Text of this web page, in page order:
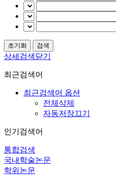
상세검색닫기
최근검색어
최근검색어 옵션
전체삭제
자동저장끄기
인기검색어
통합검색
국내학술논문
학위논문